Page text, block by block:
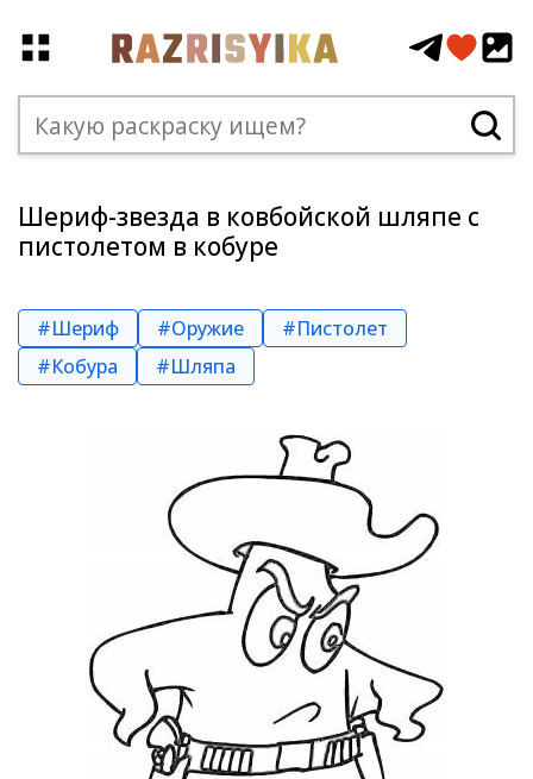
Шериф-звезда в ковбойской шляпе с
пистолетом в кобуре
#Шериф #Оружие
#Пистолет
#Кобура
#Шляпа